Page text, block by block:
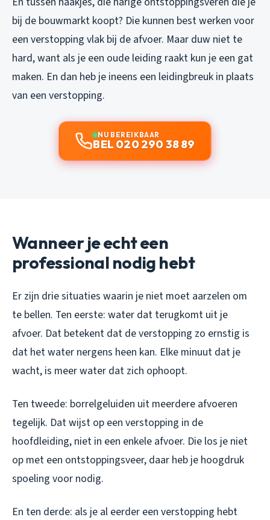
bij de bouwmarkt koopt? Die kunnen best werken voor
een verstopping vlak bij de afvoer. Maar duw niet te
hard, want als je een oude leiding raakt kun je een gat
maken. En dan heb je ineens een leidingbreuk in plaats
van een verstopping.
NU BEREIKBAAR
BEL 020 290 38 89
Wanneer je echt een
professional nodig hebt
Er zijn drie situaties waarin je niet moet aarzelen om
te bellen. Ten eerste: water dat terugkomt uit je
afvoer. Dat betekent dat de verstopping zo ernstig is
dat het water nergens heen kan. Elke minuut dat je
wacht, is meer water dat zich ophoopt.
Ten tweede: borrelgeluiden uit meerdere afvoeren
tegelijk. Dat wijst op een verstopping in de
hoofdleiding, niet in een enkele afvoer. Die los je niet
op met een ontstoppingsveer, daar heb je hoogdruk
spoeling voor nodig.
En ten derde: als je al eerder een verstopping hebt